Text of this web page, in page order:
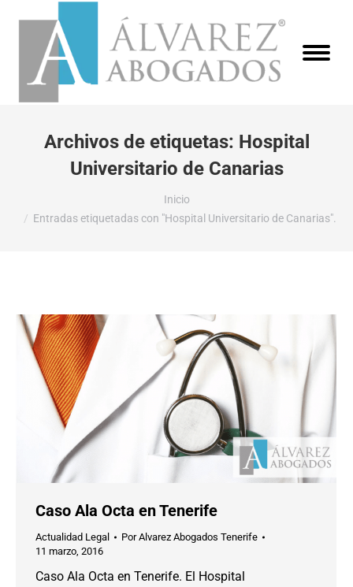
Archivos de etiquetas: Hospital
Universitario de Canarias
Inicio
Entradas etiquetadas con "Hospital Universitario de Canarias".
Caso Ala Octa en Tenerife
Actualidad Legal PorAlvarez Abogados Tenerife
11 marzo, 2016
Caso Ala Octa en Tenerife. El Hospital